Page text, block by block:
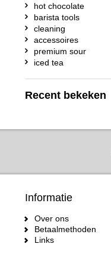
hot chocolate
barista tools
cleaning
accessoires
premium sour
iced tea
Recent bekeken
Informatie
Over ons
Betaalmethoden
Links